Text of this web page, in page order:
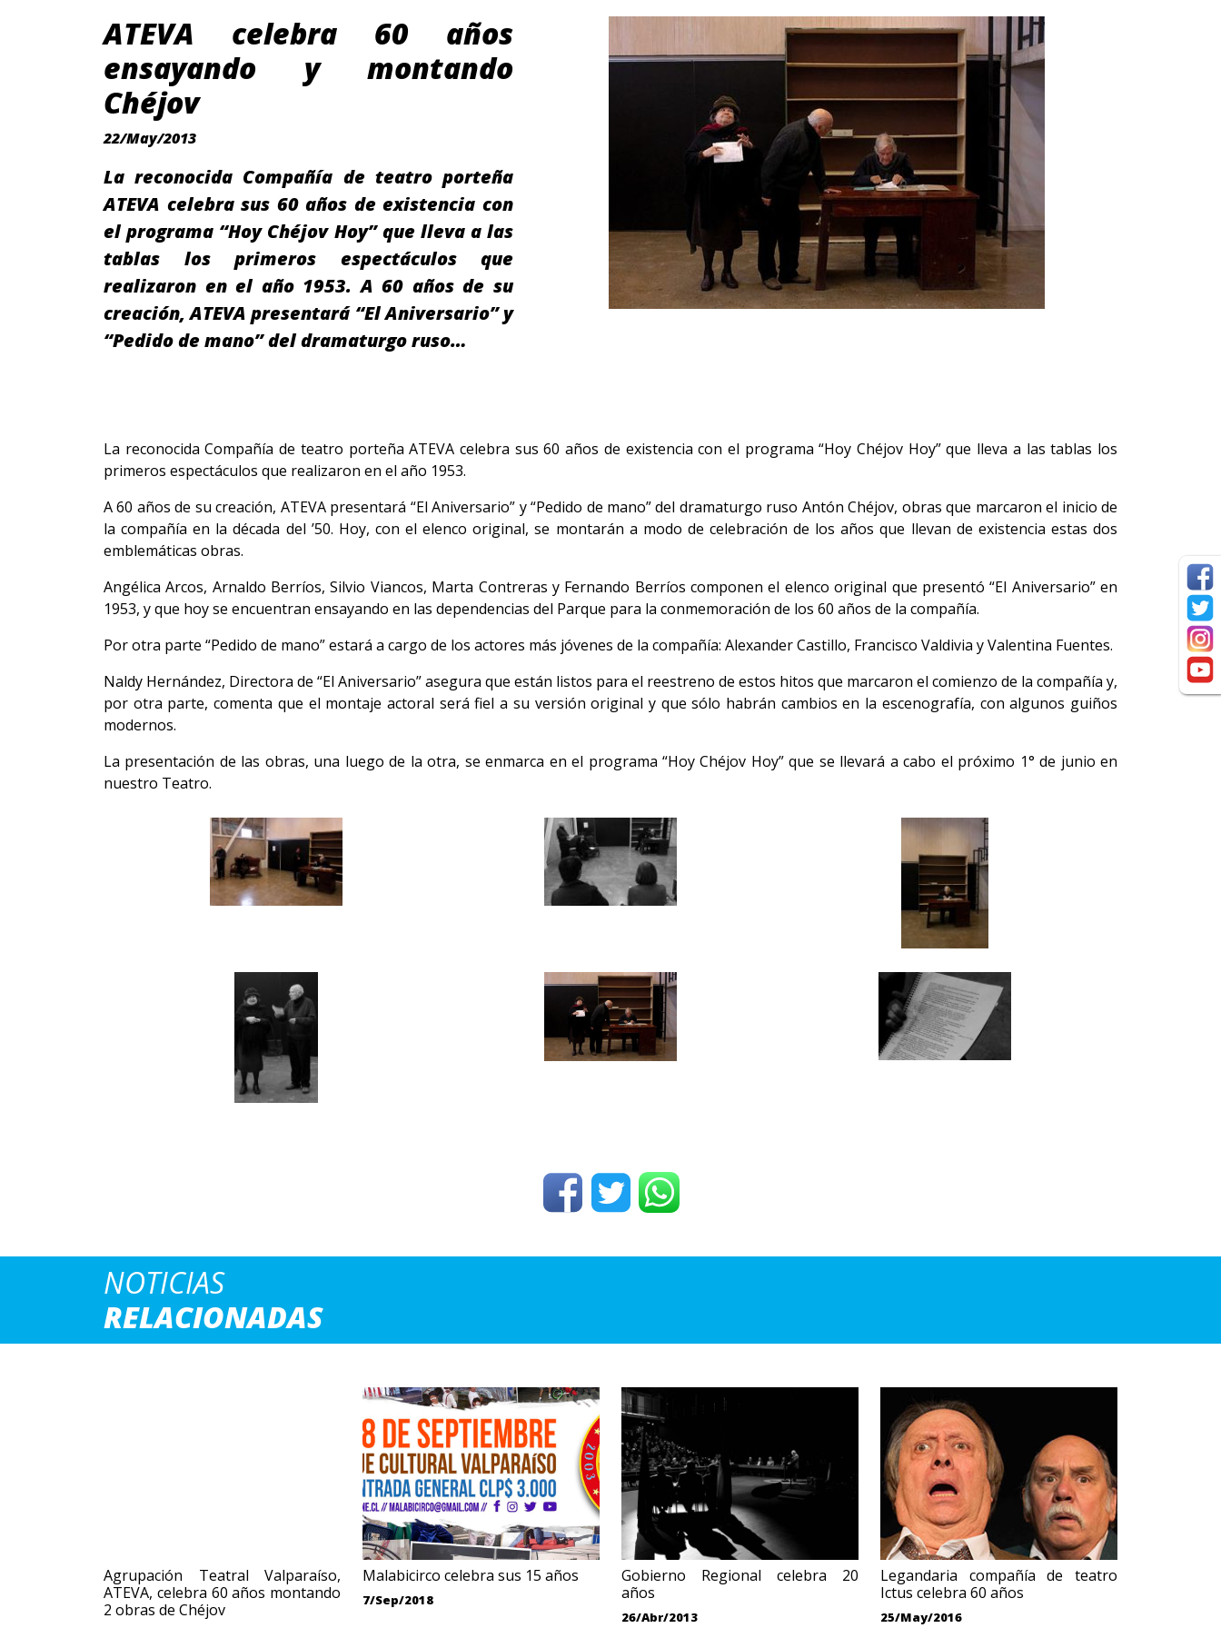
ATEVA celebra 60 años
ensayando y montando
Chéjov
22/May/2013
La reconocida Compañía de teatro porteña
ATEVA celebra sus 60 años de existencia con
el programa “Hoy Chéjov Hoy” que lleva a las
tablas los primeros espectáculos que
realizaron en el año 1953. A 60 años de su
creación, ATEVA presentará “El Aniversario” y
“Pedido de mano” del dramaturgo ruso…
La reconocida Compañía de teatro porteña ATEVA celebra sus 60 años de existencia con el programa “Hoy Chéjov Hoy” que lleva a las tablas los
primeros espectáculos que realizaron en el año 1953.
A 60 años de su creación, ATEVA presentará “El Aniversario” y “Pedido de mano” del dramaturgo ruso Antón Chéjov, obras que marcaron el inicio de
la compañía en la década del ’50. Hoy, con el elenco original, se montarán a modo de celebración de los años que llevan de existencia estas dos
emblemáticas obras.
Angélica Arcos, Arnaldo Berríos, Silvio Viancos, Marta Contreras y Fernando Berríos componen el elenco original que presentó “El Aniversario” en
1953, y que hoy se encuentran ensayando en las dependencias del Parque para la conmemoración de los 60 años de la compañía.
Por otra parte “Pedido de mano” estará a cargo de los actores más jóvenes de la compañía: Alexander Castillo, Francisco Valdivia y Valentina Fuentes.
Naldy Hernández, Directora de “El Aniversario” asegura que están listos para el reestreno de estos hitos que marcaron el comienzo de la compañía y,
por otra parte, comenta que el montaje actoral será fiel a su versión original y que sólo habrán cambios en la escenografía, con algunos guiños
modernos.
La presentación de las obras, una luego de la otra, se enmarca en el programa “Hoy Chéjov Hoy” que se llevará a cabo el próximo 1° de junio en
nuestro Teatro.
NOTICIAS
RELACIONADAS
Agrupación Teatral Valparaíso,
ATEVA, celebra 60 años montando
2 obras de Chéjov
Malabicirco celebra sus 15 años
7/Sep/2018
Gobierno Regional celebra 20
años
26/Abr/2013
Legandaria compañía de teatro
Ictus celebra 60 años
25/May/2016